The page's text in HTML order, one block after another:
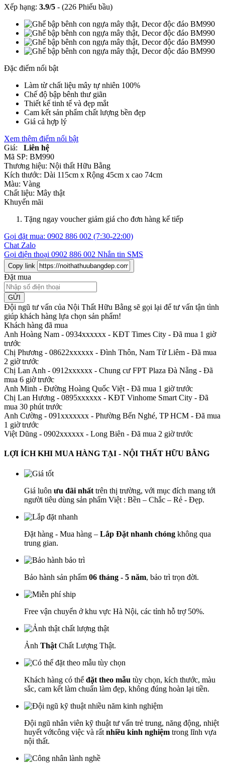
Xếp hạng: 3.9/5 - (226 Phiếu bầu)
Đặc điểm nổi bật
Làm từ chất liệu mây tự nhiên 100%
Chế độ bập bênh thư giãn
Thiết kế tinh tế và đẹp mắt
Cam kết sản phẩm chất lượng bền đẹp
Giá cả hợp lý
Xem thêm điểm nổi bật
Giá:
Liên hệ
Mã SP: BM990
Thương hiệu: Nội thất Hữu Bằng
Kích thước: Dài 115cm x Rộng 45cm x cao 74cm
Màu: Vàng
Chất liệu: Mây thật
Khuyến mãi
Tặng ngay voucher giảm giá cho đơn hàng kế tiếp
Gọi đặt mua: 0902 886 002 (7:30-22:00)
Chat Zalo
Gọi điện thoại 0902 886 002 Nhắn tin SMS
Copy link
Đặt mua
GỬI
Đội ngũ tư vấn của Nội Thất Hữu Bằng sẽ gọi lại để tư vấn tận tình
giúp khách hàng lựa chọn sản phẩm!
Khách hàng đã mua
Anh Hoàng Nam - 0934xxxxxx - KĐT Times City - Đã mua 1 giờ
trước
Chị Phương - 08622xxxxxx - Đình Thôn, Nam Từ Liêm - Đã mua
2 giờ trước
Chị Lan Anh - 0912xxxxxx - Chung cư FPT Plaza Đà Nẵng - Đã
mua 6 giờ trước
Anh Minh - Đường Hoàng Quốc Việt - Đã mua 1 giờ trước
Chị Lan Hương - 0895xxxxxx - KĐT Vinhome Smart City - Đã
mua 30 phút trước
Anh Cường - 091xxxxxxx - Phường Bến Nghé, TP HCM - Đã mua
1 giờ trước
Việt Dũng - 0902xxxxxx - Long Biên - Đã mua 2 giờ trước
LỢI ÍCH KHI MUA HÀNG TẠI - NỘI THẤT HỮU BẰNG
Giá luôn ưu đãi nhất trên thị trường, với mục đích mang tới
người tiêu dùng sản phẩm Việt : Bền – Chắc – Rẻ - Đẹp.
Đặt hàng - Mua hàng – Lắp Đặt nhanh chóng không qua
trung gian.
Bảo hành sản phẩm 06 tháng - 5 năm, bảo trì trọn đời.
Free vận chuyển ở khu vực Hà Nội, các tỉnh hỗ trợ 50%.
Ảnh Thật Chất Lượng Thật.
Khách hàng có thể đặt theo mẫu tùy chọn, kích thước, màu
sắc, cam kết làm chuẩn làm đẹp, không đúng hoàn lại tiền.
Đội ngũ nhân viên kỹ thuật tư vấn trẻ trung, năng động, nhiệt
huyết vớicông việc và rất nhiều kinh nghiệm trong lĩnh vựa
nội thất.